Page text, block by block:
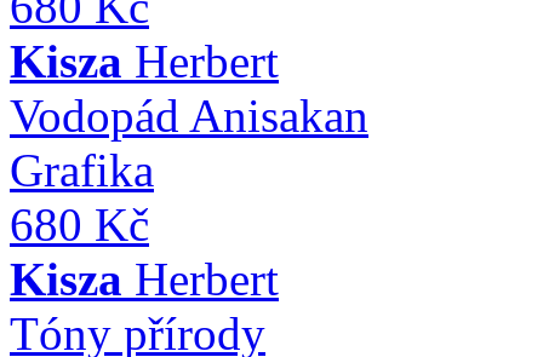
Kisza Herbert
Vodopád Anisakan
Grafika
680 Kč
Kisza Herbert
Tóny přírody